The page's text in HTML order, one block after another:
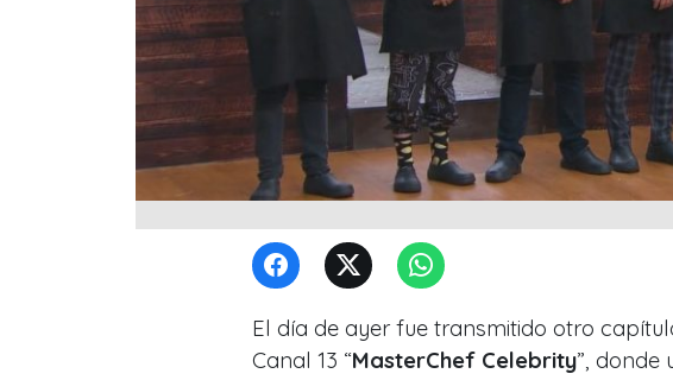
El día de ayer fue transmitido otro
Canal 13 “MasterChef Celebrity”, donde